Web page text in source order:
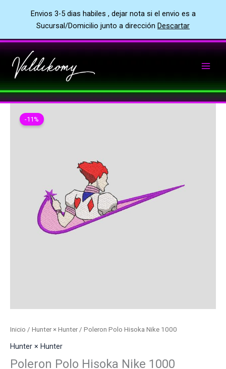
Envios 3-5 dias habiles , dejar nota si el envio es a
Sucursal/Domicilio junto a dirección Descartar
al
contenido
-11%
Inicio / Hunter × Hunter/ Poleron Polo Hisoka Nike 1000
Hunter × Hunter
Poleron Polo Hisoka Nike 1000